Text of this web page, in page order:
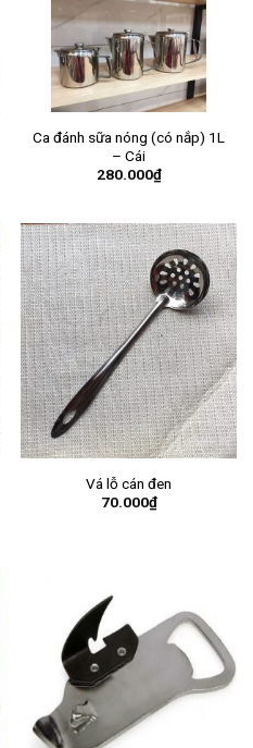
Ca đánh sữa nóng (có nắp) 1L
– Cái
280.000₫
Vá lỗ cán đen
70.000₫